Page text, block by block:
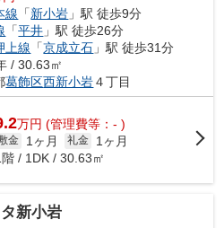
線 「新小岩 」駅 徒歩9分
「平井 」駅 徒歩26分
上線 「京成立石 」駅 徒歩31分
/ 30.63㎡
葛飾区西新小岩４丁目
万円 (管理費等：- )
金 1ヶ月 礼金
1ヶ月
階 / 1DK / 30.63㎡
新小岩